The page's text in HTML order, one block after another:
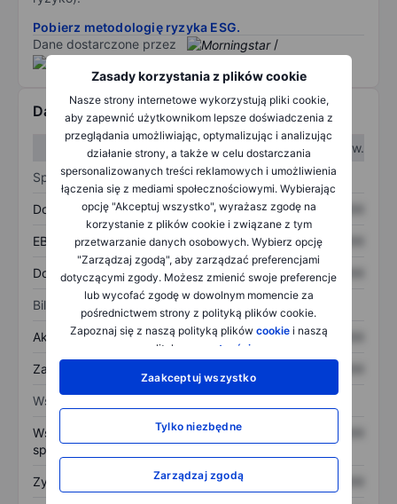
Zasady korzystania z plików cookie
Nasze strony internetowe wykorzystują pliki cookie,
aby zapewnić użytkownikom lepsze doświadczenia z
przeglądania umożliwiając, optymalizując i analizując
działanie strony, a także w celu dostarczania
spersonalizowanych treści reklamowych i umożliwienia
łączenia się z mediami społecznościowymi. Wybierając
opcję "Akceptuj wszystko", wyrażasz zgodę na
korzystanie z plików cookie i związane z tym
przetwarzanie danych osobowych. Wybierz opcję
"Zarządzaj zgodą", aby zarządzać preferencjami
dotyczącymi zgody. Możesz zmienić swoje preferencje
lub wycofać zgodę w dowolnym momencie za
pośrednictwem strony z polityką plików cookie.
Zapoznaj się z naszą polityką plików cookiei naszą
polityką
prywatności
Zaakceptuj wszystko
Tylko niezbędne
Zarządzaj zgodą
Pobierz metodologię ryzyka ESG.
Dane dostarczone przez
/
Dane finansowe
W I kw.
W II kw.
Sprawozdanie z zysków
Dochód XXXXXXX XXXXXXX
EBITDA XXXXXXX XXXXXXX
Dochód netto XXXXXXX XXXXXXX
Bilans
Aktywa ogółem XXXXXXX XXXXXXX
Zadłużenie ogółem
Wskaźniki
Współczynnik cena do
sprzedaży
XXXXXXX
Zysk na akcję XXXXXXX